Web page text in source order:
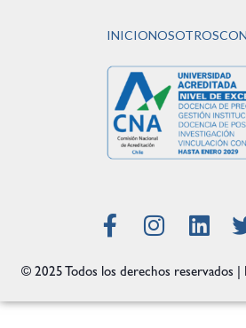
INICIONOSOTROS
© 2025 Todos los derechos reservados |